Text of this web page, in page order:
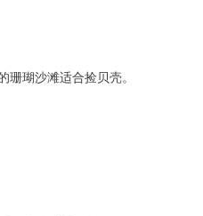
瑚沙滩适合捡贝壳。​